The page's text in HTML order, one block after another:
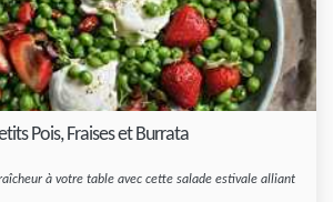
Pois, Fraises et Burrata
à votre table avec cette salade estivale alliant